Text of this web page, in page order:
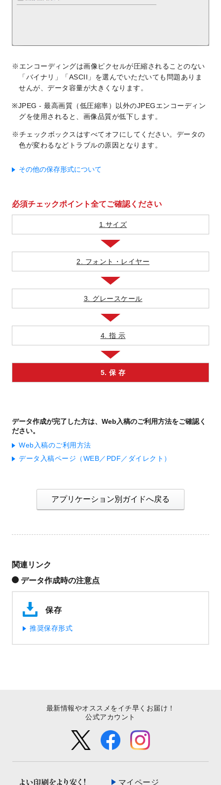
エンコーディングは画像ピクセルが圧縮されることのない
「バイナリ」「ASCII」を選んでいただいても問題ありま
せんが、データ容量が大きくなります。
JPEG - 最高画質（低圧縮率）以外のJPEGエンコーディン
グを使用されると、画像品質が低下します。
チェックボックスはすべてオフにしてください。データの
色が変わるなどトラブルの原因となります。
その他の保存形式について
必須チェックポイント全てご確認ください
1.サイズ
2. フォント・レイヤー
3. グレースケール
4. 指 示
5. 保 存
データ作成が完了した方は、Web入稿のご利用方法をご確認く
ださい。
Web入稿のご利用方法
データ入稿ページ（WEB／PDF／ダイレクト）
アプリケーション別ガイドへ戻る
関連リンク
データ作成時の注意点
保存
推奨保存形式
マイページ
最新情報やオススメをイチ早くお届け！
公式アカウント